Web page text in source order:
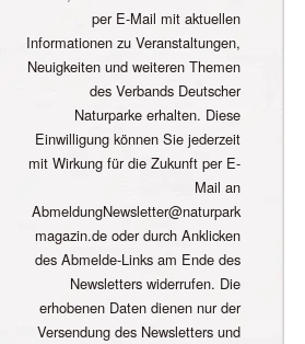
per E-Mail mit aktuellen
Informationen zu Veranstaltungen,
Neuigkeiten und weiteren Themen
des Verbands Deutscher
Naturparke erhalten. Diese
Einwilligung können Sie jederzeit
mit Wirkung für die Zukunft per E-
Mail an
AbmeldungNewsletter@naturpark
magazin.de oder durch Anklicken
des Abmelde-Links am Ende des
Newsletters widerrufen. Die
erhobenen Daten dienen nur der
Versendung des Newsletters und